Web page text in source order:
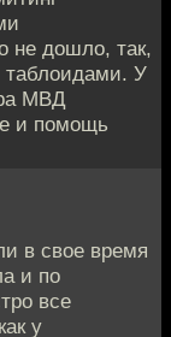
не дошло, так,
таблоидами. У
МВД
и помощь
в свое время
и по
все
у